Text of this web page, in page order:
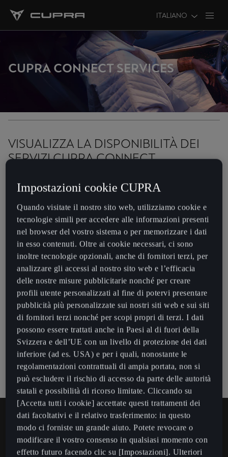
ITALIANO
CUPRA CONNECT SERVICES
FILTRI
VISUALIZZA LA DISPONIBILITÀ DEI
SERVIZI CUPRA CONNECT
servizio specifico dall’elenco sottostante.
Safety & Service
Personalization
Piano dati
Chiamata di emergenza
Chiamata di ripartizione
Servizio clienti
Pianificazione del servizio online
Manutenzione Veicoli Online
Il CUPRA Store
Accesso remoto
E-Manager (Carica della batteria)
Modalità di cura della batteria
Climatizzazione a distanza
Orari di Partenza
Dati di guida
posizione di parcheggio
Segnali di corno e di svolta
Online Infotainment
Informazioni sul traffico online
Aggiornamenti mappe online
Calcolo itinerario online
Stazioni di parcheggio
Colonnina di ricarica
CUPRA CONNECT
Personalizzazione
Personalization
Piano dati
Chiamata di ripartizione
Servizio clienti
CUPRA CONNECT Plus
Informazioni sul traffico online
Calcolo itinerario online
Stazioni di parcheggio
Stazioni di servizio
CONNECT
Personalizzazione
Personalization
Piano dati
Impostazioni cookie CUPRA
Quando visitate il nostro sito web, utilizziamo cookie e
tecnologie simili per accedere alle informazioni presenti
nel browser del vostro sistema o per memorizzare i dati
in esso contenuti. Oltre ai cookie necessari, ci sono
inoltre tecnologie opzionali, anche di fornitori terzi, per
analizzare gli accessi al nostro sito web e l’efficacia
delle nostre misure pubblicitarie nonché per creare
profili utente personalizzati al fine di potervi presentare
pubblicità più personalizzate sui nostri siti web e sui siti
di fornitori terzi nonché per scopi propri di terzi. I dati
possono essere trattati anche in Paesi al di fuori della
Svizzera e dell’UE con un livello di protezione dei dati
inferiore (ad es. USA) e per i quali, nonostante le
regolamentazioni contrattuali di ampia portata, non si
può escludere il rischio di accesso da parte delle autorità
statali e possibilità di ricorso limitate. Cliccando su
[Accetta tutti i cookie] accettate questi trattamenti dei
dati facoltativi e il relativo trasferimento: in questo
modo ci forniste un grande aiuto. Potete revocare o
modificare il vostro consenso in qualsiasi momento con
effetto futuro facendo clic su [Impostazioni]. Ulteriori